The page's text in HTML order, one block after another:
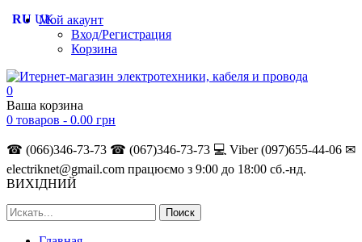
Мой акаунт
Вход/Регистрация
Корзина
0
Ваша корзина
0 товаров - 0.00 грн
☎ (066)346-73-73 ☎ (067)346-73-73 💻 Viber (097)655-44-06 ✉
electriknet@gmail.com працюємо з 9:00 до 18:00 сб.-нд.
ВИХІДНИЙ
RU UK